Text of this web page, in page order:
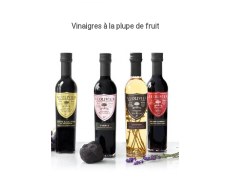
Vinaigres à la plupe de fruit